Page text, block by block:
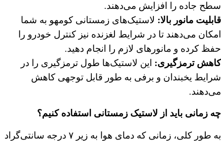
سطح جاده را افزایش می‌دهند.
قابلیت مانور بالا: لاستیک‌های زمستانی کومهو به شما
امکان می‌دهند تا در شرایط لغزنده نیز کنترل خودرو را
حفظ کرده و مانورهای لازم را انجام دهید.
کاهش ترمزگیری: این لاستیک‌ها طول ترمزگیری را در
شرایط یخبندان و برفی به طور قابل توجهی کاهش
می‌دهند.
چه زمانی باید از لاستیک زمستانی استفاده کنیم؟
به طور کلی، زمانی که دمای هوا به زیر ۷ درجه سانتی‌گراد